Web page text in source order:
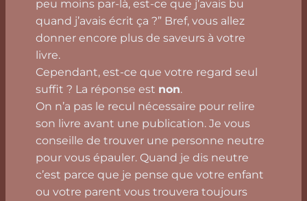
peu moins par-là, est-ce que j’avais bu
quand j’avais écrit ça ?” Bref, vous allez
donner encore plus de saveurs à votre
livre.
Cependant, est-ce que votre regard seul
suffit ? La réponse est non.
On n’a pas le recul nécessaire pour relire
son livre avant une publication. Je vous
conseille de trouver une personne neutre
pour vous épauler. Quand je dis neutre
c’est parce que je pense que votre enfant
ou votre parent vous trouvera toujours